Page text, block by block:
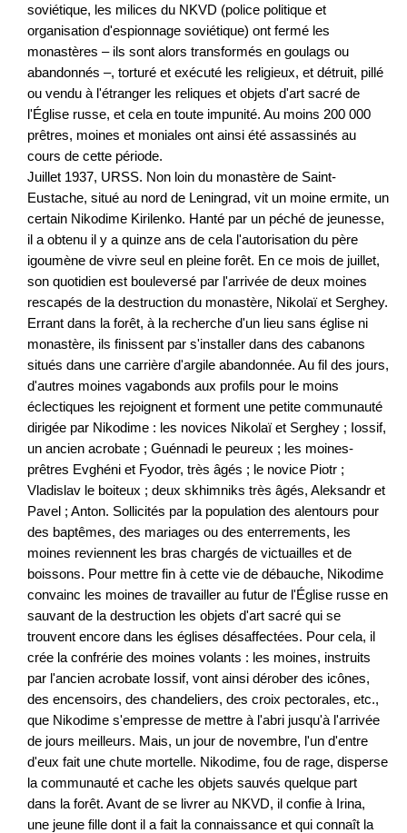
soviétique, les milices du NKVD (police politique et
organisation d'espionnage soviétique) ont fermé les
monastères – ils sont alors transformés en goulags ou
abandonnés –, torturé et exécuté les religieux, et détruit, pillé
ou vendu à l'étranger les reliques et objets d'art sacré de
l'Église russe, et cela en toute impunité. Au moins 200 000
prêtres, moines et moniales ont ainsi été assassinés au
cours de cette période.
Juillet 1937, URSS. Non loin du monastère de Saint-
Eustache, situé au nord de Leningrad, vit un moine ermite, un
certain Nikodime Kirilenko. Hanté par un péché de jeunesse,
il a obtenu il y a quinze ans de cela l'autorisation du père
igoumène de vivre seul en pleine forêt. En ce mois de juillet,
son quotidien est bouleversé par l'arrivée de deux moines
rescapés de la destruction du monastère, Nikolaï et Serghey.
Errant dans la forêt, à la recherche d'un lieu sans église ni
monastère, ils finissent par s'installer dans des cabanons
situés dans une carrière d'argile abandonnée. Au fil des jours,
d'autres moines vagabonds aux profils pour le moins
éclectiques les rejoignent et forment une petite communauté
dirigée par Nikodime : les novices Nikolaï et Serghey ; Iossif,
un ancien acrobate ; Guénnadi le peureux ; les moines-
prêtres Evghéni et Fyodor, très âgés ; le novice Piotr ;
Vladislav le boiteux ; deux skhimniks très âgés, Aleksandr et
Pavel ; Anton. Sollicités par la population des alentours pour
des baptêmes, des mariages ou des enterrements, les
moines reviennent les bras chargés de victuailles et de
boissons. Pour mettre fin à cette vie de débauche, Nikodime
convainc les moines de travailler au futur de l'Église russe en
sauvant de la destruction les objets d'art sacré qui se
trouvent encore dans les églises désaffectées. Pour cela, il
crée la confrérie des moines volants : les moines, instruits
par l'ancien acrobate Iossif, vont ainsi dérober des icônes,
des encensoirs, des chandeliers, des croix pectorales, etc.,
que Nikodime s'empresse de mettre à l'abri jusqu'à l'arrivée
de jours meilleurs. Mais, un jour de novembre, l'un d'entre
d'eux fait une chute mortelle. Nikodime, fou de rage, disperse
la communauté et cache les objets sauvés quelque part
dans la forêt. Avant de se livrer au NKVD, il confie à Irina,
une jeune fille dont il a fait la connaissance et qui connaît la